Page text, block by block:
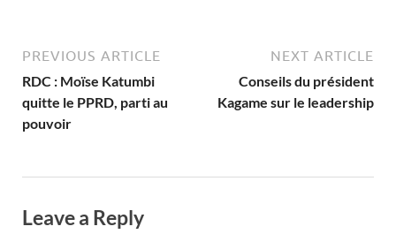
PREVIOUS ARTICLE
RDC : Moïse Katumbi
quitte le PPRD, parti au
pouvoir
NEXT ARTICLE
Conseils du président
Kagame sur le leadership
Leave a Reply